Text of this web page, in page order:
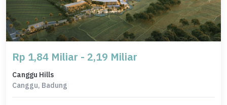
Rp 1,84 Miliar - 2,19 Miliar
Canggu Hills
Canggu, Badung